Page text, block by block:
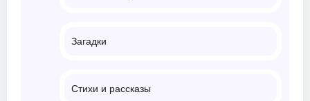
Загадки
Стихи и рассказы